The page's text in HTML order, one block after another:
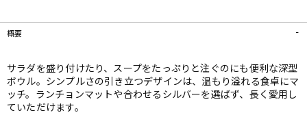
概要
サラダを盛り付けたり、スープをたっぷりと注ぐのにも便利な深型
ボウル。シンプルさの引き立つデザインは、温もり溢れる食卓にマ
ッチ。ランチョンマットや合わせるシルバーを選ばず、長く愛用し
ていただけます。